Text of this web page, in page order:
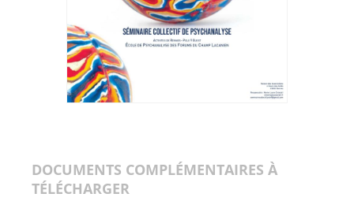
DOCUMENTS COMPLÉMENTAIRES À
TÉLÉCHARGER